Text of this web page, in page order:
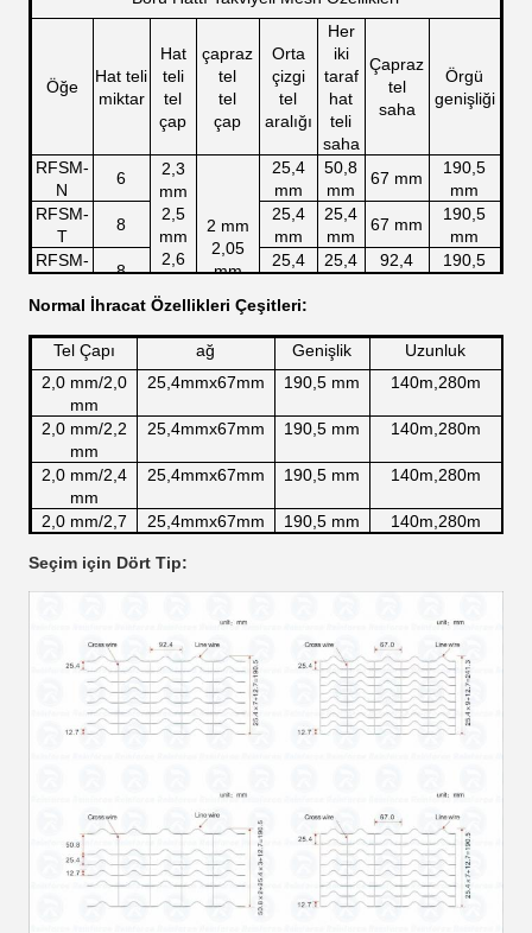
Öğe
Hat teli
miktar
Hat
teli
tel
çap
çapraz
tel
tel
çap
Orta
çizgi
tel
aralığı
Her
iki
taraf
hat
teli
saha
Çapraz
tel
saha
Örgü
genişliği
RFSM-
N
6
2,3
mm
2,5
mm
2,6
2,85
2 mm
2,05
mm
25,4
mm
50,8
mm
67 mm
190,5
mm
RFSM-
T
8
25,4
mm
25,4
mm
67 mm
190,5
mm
RFSM-
8
25,4
25,4
92,4
190,5
RFSM-
10
25,4
Normal İhracat Özellikleri Çeşitleri:
Tel Çapı ağ Genişlik
Uzunluk
2,0 mm/2,0
mm
25,4mmx67mm 190,5 mm 140m,280m
2,0 mm/2,2
mm
25,4mmx67mm 190,5 mm 140m,280m
2,0 mm/2,4
mm
25,4mmx67mm 190,5 mm 140m,280m
2,0 mm/2,7
25,4mmx67mm 190,5 mm 140m,280m
Ürünler müşterilerin ihtiyaçlarına göre özelleştirilebilir.
Seçim için Dört Tip: